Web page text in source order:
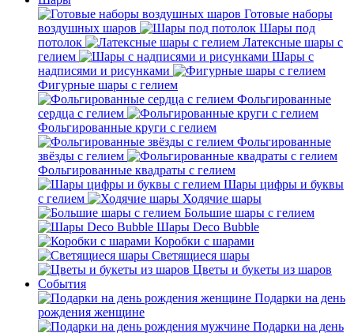
Готовые наборы
воздушных шаров
Шары под
потолок
Латексные шары с
гелием
Шары с
надписями и рисунками
Фигурные шары с гелием
Фольгированные
сердца с гелием
Фольгированные круги с гелием
Фольгированные
звёзды с гелием
Фольгированные квадраты с гелием
Шары цифры и буквы
с гелием
Ходячие шары
Большие шары с гелием
Шары Deco Bubble
Коробки с шарами
Светящиеся шары
Цветы и букеты из шаров
События
Подарки на день
рождения женщине
Подарки на день